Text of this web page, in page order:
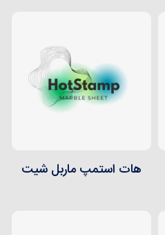
هات استمپ ماربل شیت